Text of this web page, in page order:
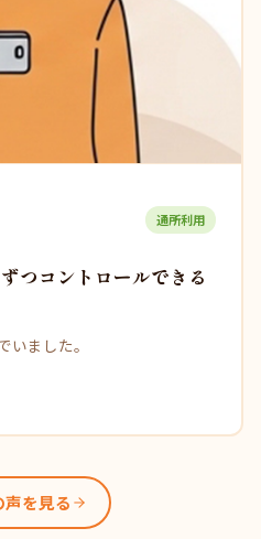
通所利用
つコントロールできる
いました。
声を見る